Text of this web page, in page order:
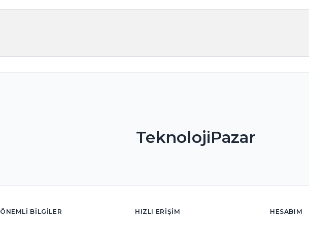
TeknolojiPazar
ÖNEMLI BILGILER HIZLI ERIŞIM HESABIM